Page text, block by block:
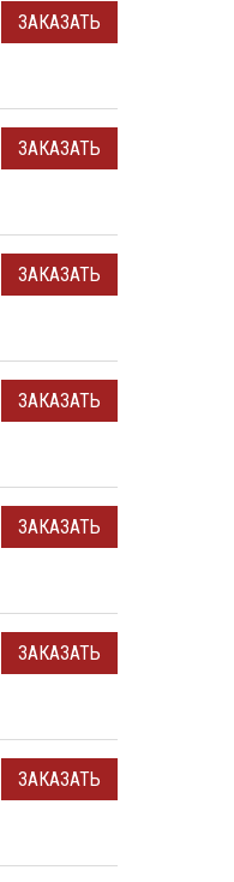
ЗАКАЗАТЬ
ЗАКАЗАТЬ
ЗАКАЗАТЬ
ЗАКАЗАТЬ
ЗАКАЗАТЬ
ЗАКАЗАТЬ
ЗАКАЗАТЬ